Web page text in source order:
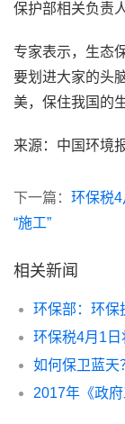
保护部相关负责
专家表示，生态
要划进大家的头
美，保住我国的
来源：中国环境
下一篇： 环保税
“施工”
相关新闻
环保部：环保
环保税4月1日